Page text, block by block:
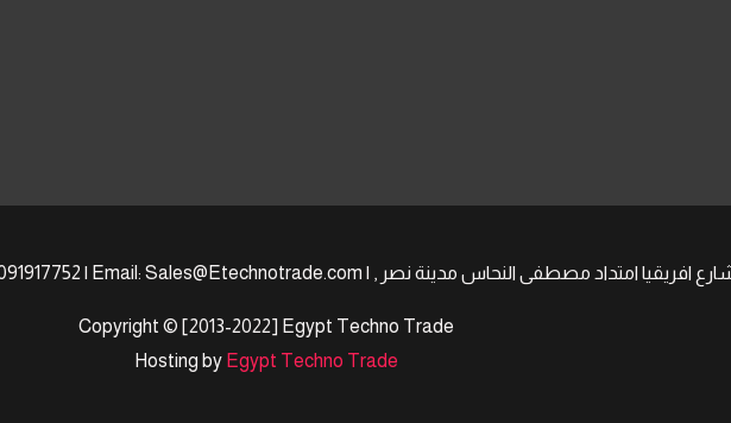
Copyright © [2013-2022] Egypt Techno Trade
Hosting by Egypt Techno Trade